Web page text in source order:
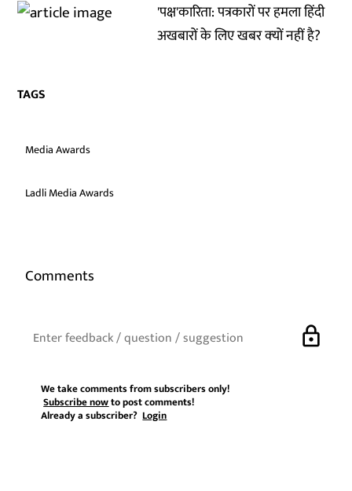
'पक्ष'कारिता: पत्रकारों पर हमला हिंदी
अखबारों के लिए खबर क्‍यों नहीं है?
TAGS
Media Awards
Ladli Media Awards
Comments
lock
We take comments from subscribers only!
Subscribe nowto post comments!
Already a subscriber?Login